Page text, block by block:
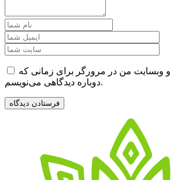
و وبسایت من در مرورگر برای زمانی که
دوباره دیدگاهی می‌نویسم.